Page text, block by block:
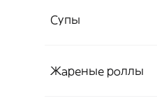
Супы
Жареные роллы